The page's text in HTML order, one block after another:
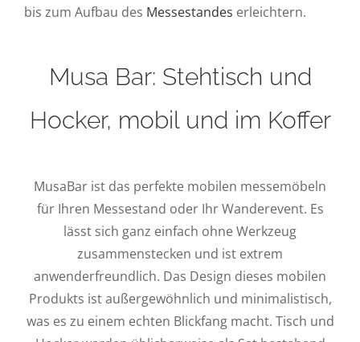
bis zum Aufbau des Messestandes erleichtern.
Musa Bar: Stehtisch und
Hocker, mobil und im Koffer
MusaBar ist das perfekte mobilen messemöbeln
für Ihren Messestand oder Ihr Wanderevent. Es
lässt sich ganz einfach ohne Werkzeug
zusammenstecken und ist extrem
anwenderfreundlich. Das Design dieses mobilen
Produkts ist außergewöhnlich und minimalistisch,
was es zu einem echten Blickfang macht. Tisch und